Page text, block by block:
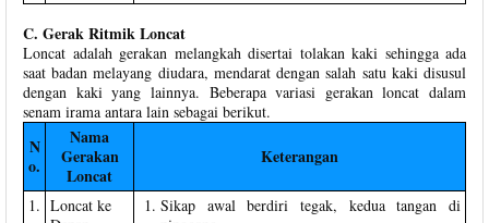
C. Gerak Ritmik Loncat
Loncat adalah gerakan melangkah disertai tolakan kaki sehingga ada
saat badan melayang diudara, mendarat dengan salah satu kaki disusul
dengan kaki yang lainnya. Beberapa variasi gerakan loncat dalam
senam irama antara lain sebagai berikut.
N
o.
Nama
Gerakan
Loncat
Keterangan
1. Loncat ke
Sikap awal berdiri tegak, kedua tangan di